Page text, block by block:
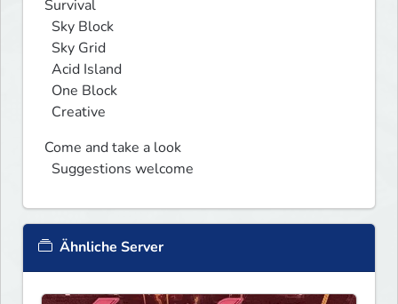
Survival
  Creative
Come and take a look
  Suggestions welcome
Ähnliche Server